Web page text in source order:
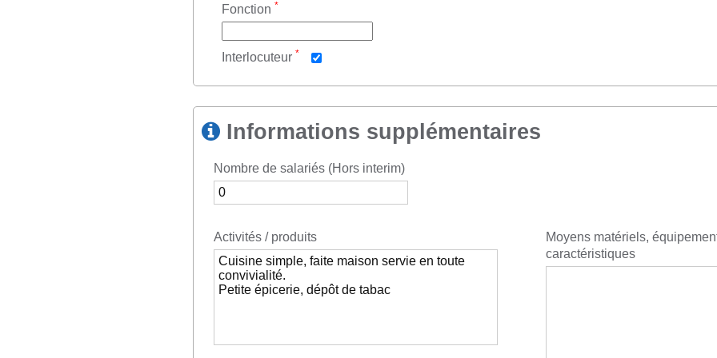
Fonction *
Interlocuteur *
Informations supplémentaires
Nombre de salariés (Hors interim)
Activités / produits
Moyens matériels,
caractéristiques